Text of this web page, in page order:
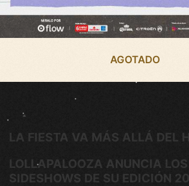
AGOTADO
LA FIESTA VA MÁS ALLÁ DEL
LOLLAPALOOZA ANUNCIA LOS
SIDESHOWS DE SU EDICIÓN